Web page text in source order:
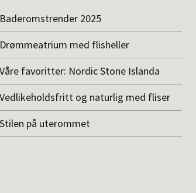
Baderomstrender 2025
Drømmeatrium med flisheller
Våre favoritter: Nordic Stone Islanda
Vedlikeholdsfritt og naturlig med fliser
Stilen på uterommet